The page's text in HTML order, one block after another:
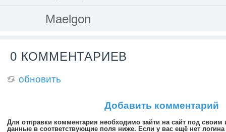
Maelgon
0 КОММЕНТАРИЕВ
обновить
Добавить комментарий
Для отправки комментария необходимо зайти на сайт под
данные в соответствующие поля ниже. Если у вас ещё нет